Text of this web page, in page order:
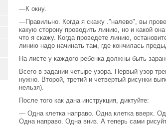
—К окну.
—Правильно. Когда я скажу ."налево", вы
какую сторону проводить линию, но и какой
что я скажу. Когда проведете линию,
линию надо начинать там, где кончилась
На листе у каждого ребенка должны быть
Всего в задании четыре узора. Первый узор
нужно. Второй, третий и четвертый рисунки
нельзя).
После того как дана инструкция, диктуйте:
— Одна клетка направо. Одна клетка вверх.
Одна направо. Одна вниз. А теперь сами